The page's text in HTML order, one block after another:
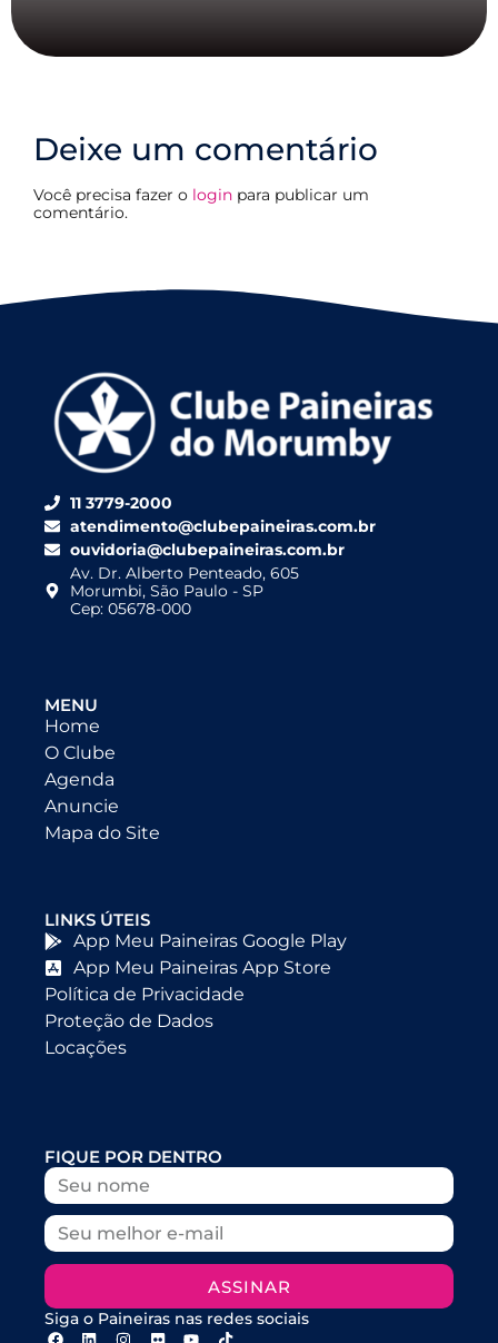
Deixe um comentário
Você precisa fazer o login para publicar um
comentário.
11 3779-2000
atendimento@clubepaineiras.com.br
ouvidoria@clubepaineiras.com.br
Av. Dr. Alberto Penteado, 605
Morumbi, São Paulo - SP
Cep: 05678-000
MENU
Home
O Clube
Agenda
Anuncie
Mapa do Site
LINKS ÚTEIS
App Meu Paineiras Google Play
App Meu Paineiras App Store
Política de Privacidade
Proteção de Dados
Locações
FIQUE POR DENTRO
ASSINAR
Siga o Paineiras nas redes sociais